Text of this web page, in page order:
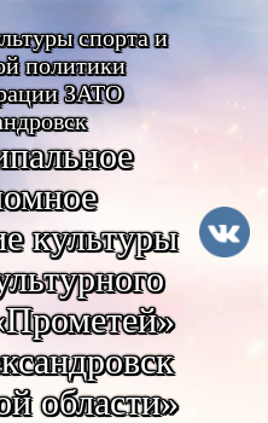
спорта и
политики
ЗАТО
культуры
области»